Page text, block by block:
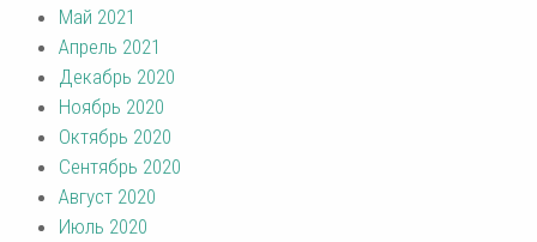
Май 2021
Апрель 2021
Декабрь 2020
Ноябрь 2020
Октябрь 2020
Сентябрь 2020
Август 2020
Июль 2020